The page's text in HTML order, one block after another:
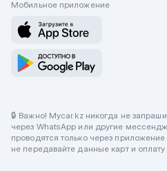
Мобильное приложение
🔒 Важно! Mycar.kz никогда не
через WhatsApp или другие
проводятся только через
не передавайте данные карт и